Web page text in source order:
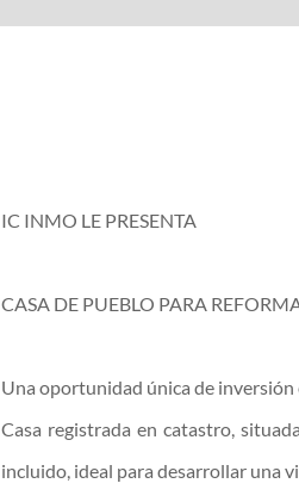
IC INMO LE PRESENTA
CASA DE PUEBLO PARA
Una oportunidad única de inversión
Casa registrada en catastro,
incluido, ideal para desarrollar una